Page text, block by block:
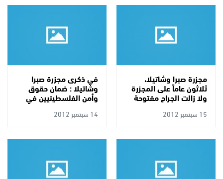
مجزرة صبرا وشاتيلا،
ثلاثون عاماً على المجزرة
ولا زالت الجراح مفتوحة
15 سبتمبر 2012
في ذكرى مجزرة صبرا
وشاتيلا : ضمان حقوق
وأمن الفلسطينيين في
صمودهم ووحدتهم
14 سبتمبر 2012